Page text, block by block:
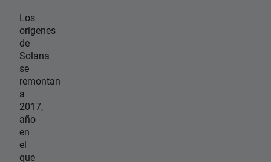
Los
orígenes
de
Solana
se
remontan
a
2017,
año
en
el
que